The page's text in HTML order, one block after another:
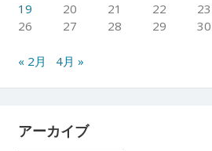
19
20 21 22 23
26
27 28 29 30
« 2月 4月 »
アーカイブ